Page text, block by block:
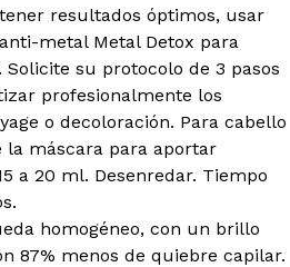
resultados óptimos, usar
metal Metal Detox para
su protocolo de 3 pasos
profesionalmente los
o decoloración. Para cabello
la máscara para aportar
a 20 ml. Desenredar. Tiempo
homogéneo, con un brillo
87% menos de quiebre capilar.